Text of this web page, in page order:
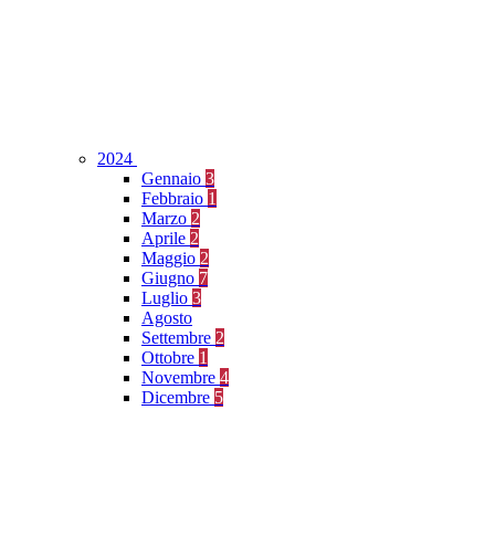
2024
Gennaio 3
Febbraio 1
Marzo 2
Aprile 2
Maggio 2
Giugno 7
Luglio 3
Agosto
Settembre 2
Ottobre 1
Novembre 4
Dicembre 5